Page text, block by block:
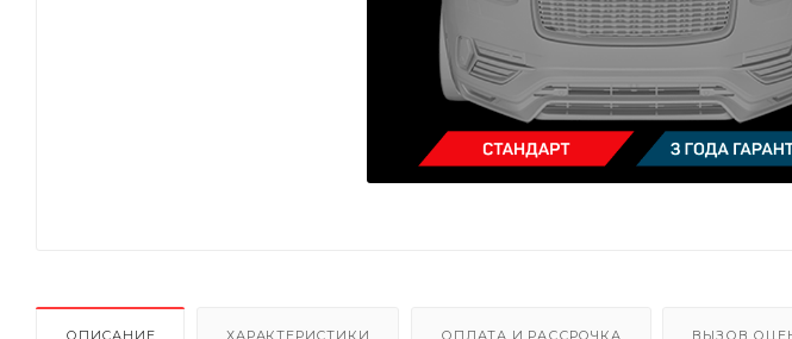
ОПИСАНИЕ ХАРАКТЕРИСТИКИ ОПЛАТА И РАССРОЧКА ВЫЗОВ